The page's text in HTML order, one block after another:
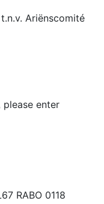
Ariënscomité
please enter
Ariëns-Comité"
RABO 0118